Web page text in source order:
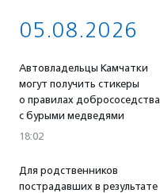
05.08.2026
Автовладельцы Камчатки
могут получить стикеры
о правилах добрососедства
с бурыми медведями
18:02
Для родственников
пострадавших в результате